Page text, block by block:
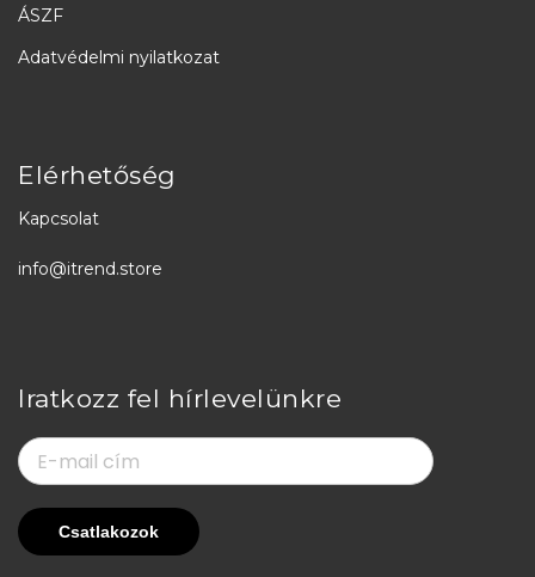
ÁSZF
Adatvédelmi nyilatkozat
Elérhetőség
Kapcsolat
info@itrend.store
Iratkozz fel hírlevelünkre